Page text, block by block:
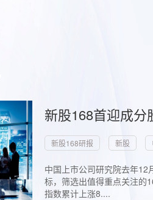
新股168首迎成
新股168研报 新股
中国上市公司研究院去年
标，筛选出值得重点关注的
指数累计上涨8....